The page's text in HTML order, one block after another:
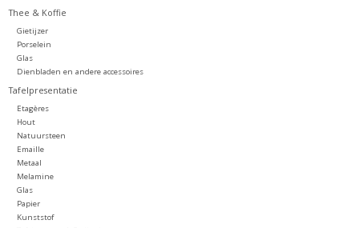
Thee & Koffie
Gietijzer
Porselein
Glas
Dienbladen en andere accessoires
Tafelpresentatie
Etagères
Hout
Natuursteen
Emaille
Metaal
Melamine
Glas
Papier
Kunststof